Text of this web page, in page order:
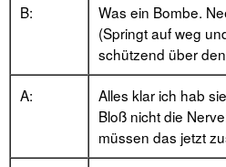
B:
Was ein Bombe.
(Springt auf weg
schützend über
A:
Alles klar ich hab
Bloß nicht die
müssen das jetzt